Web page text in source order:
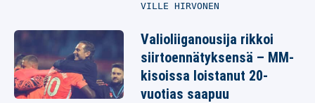
VILLE HIRVONEN
Valioliiganousija rikkoi
siirtoennätyksensä – MM-
kisoissa loistanut 20-
vuotias saapuu